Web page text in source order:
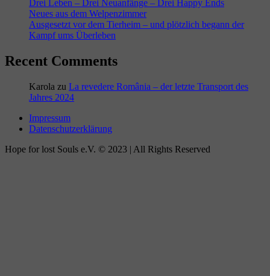
Drei Leben – Drei Neuanfänge – Drei Happy Ends
Neues aus dem Welpenzimmer
Ausgesetzt vor dem Tierheim – und plötzlich begann der
Kampf ums Überleben
Recent Comments
Karola zu La revedere România – der letzte Transport des
Jahres 2024
Impressum
Datenschutzerklärung
Hope for lost Souls e.V. © 2023 | All Rights Reserved